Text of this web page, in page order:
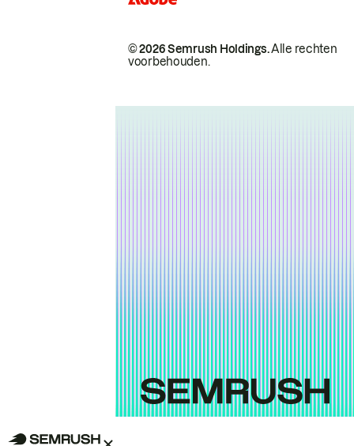
© 2026 Semrush Holdings.Alle rechten
voorbehouden.